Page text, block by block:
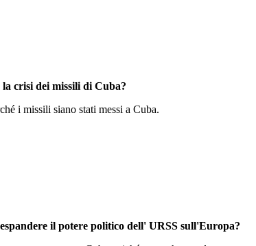
crisi dei missili di Cuba?
i missili siano stati messi a Cuba.
il potere politico dell' URSS sull'Europa?